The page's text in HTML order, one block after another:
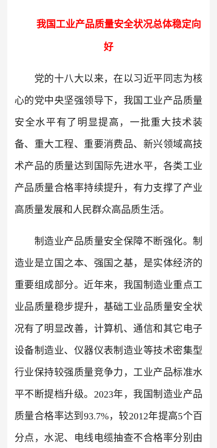
我国工业产品质量安全状况总体稳定向
好
党的十八大以来，在以习近平同志为核
心的党中央坚强领导下，我国工业产品质量
安全水平有了明显提高，一批重大技术装
备、重大工程、重要消费品、新兴领域高技
术产品的质量达到国际先进水平，各类工业
产品质量合格率持续提升，有力支撑了产业
高质量发展和人民群众高品质生活。
制造业产品质量安全保障不断强化。制
造业是立国之本、强国之基，是实体经济的
重要组成部分。近年来，我国制造业重点工
业品质量稳步提升，基础工业品质量安全状
况有了明显改善，计算机、通信和其它电子
设备制造业、仪器仪表制造业等技术密集型
行业保持较强质量竞争力，工业产品标准水
平不断提档升级。2023年，我国制造业产品
质量合格率达到93.7%，较2012年提高5个百
分点，水泥、电线电缆抽查不合格率分别由